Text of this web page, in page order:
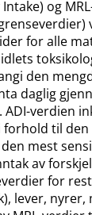
og
for alle
den
daglig
ADI-verdien
til
mest
av
for
lever, nyrer,